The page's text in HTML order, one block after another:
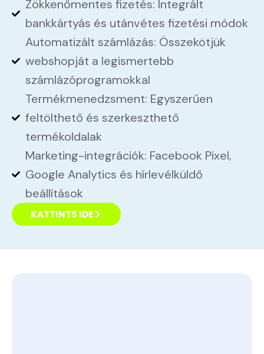
Zökkenőmentes fizetés: Integrált
bankkártyás és utánvétes fizetési módok
Automatizált számlázás: Összekötjük
webshopját a legismertebb
számlázóprogramokkal
Termékmenedzsment: Egyszerűen
feltölthető és szerkeszthető
termékoldalak
Marketing-integrációk: Facebook Pixel,
Google Analytics és hírlevélküldő
beállítások
KATTINTS IDE